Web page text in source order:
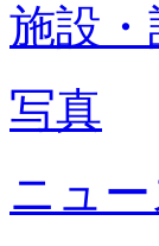
施設・
写真
ニュー